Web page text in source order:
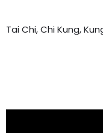
Tai Chi, Chi Kung,